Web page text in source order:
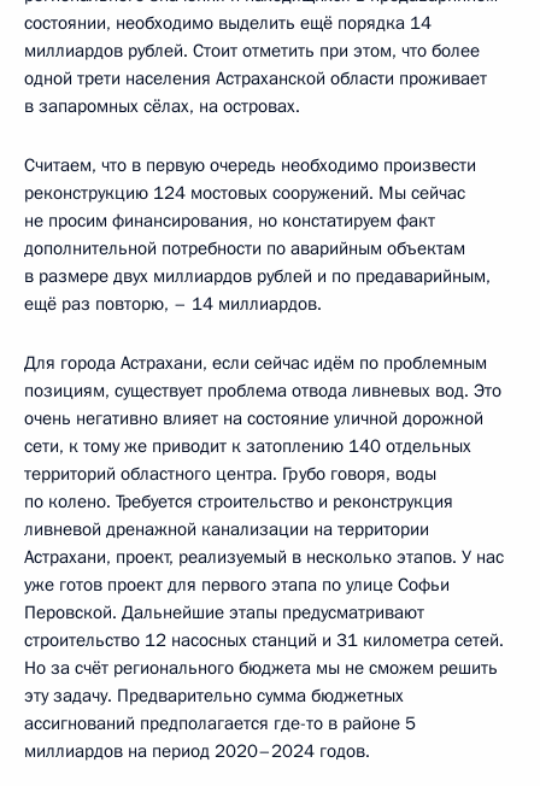
состоянии, необходимо выделить ещё порядка 14
миллиардов рублей. Стоит отметить при этом, что более
одной трети населения Астраханской области проживает
в запаромных сёлах, на островах.
Считаем, что в первую очередь необходимо произвести
реконструкцию 124 мостовых сооружений. Мы сейчас
не просим финансирования, но констатируем факт
дополнительной потребности по аварийным объектам
в размере двух миллиардов рублей и по предаварийным,
ещё раз повторю, – 14 миллиардов.
Для города Астрахани, если сейчас идём по проблемным
позициям, существует проблема отвода ливневых вод. Это
очень негативно влияет на состояние уличной дорожной
сети, к тому же приводит к затоплению 140 отдельных
территорий областного центра. Грубо говоря, воды
по колено. Требуется строительство и реконструкция
ливневой дренажной канализации на территории
Астрахани, проект, реализуемый в несколько этапов. У нас
уже готов проект для первого этапа по улице Софьи
Перовской. Дальнейшие этапы предусматривают
строительство 12 насосных станций и 31 километра сетей.
Но за счёт регионального бюджета мы не сможем решить
эту задачу. Предварительно сумма бюджетных
ассигнований предполагается где-то в районе 5
миллиардов на период 2020–2024 годов.